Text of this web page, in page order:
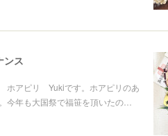
ンス
アピリ Yukiです。ホアピリのあ
今年も大国祭で福笹を頂いたの…